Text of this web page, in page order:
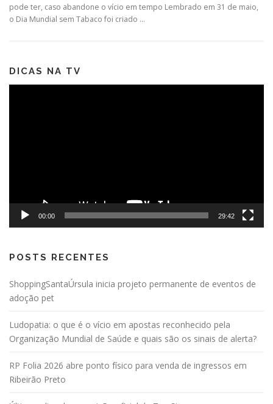
pode ter, caso abandone o vício em tempo Lembrado em 31 de maio,
o Dia Mundial sem Tabaco foi criado …
DICAS NA TV
00:00 29:42
POSTS RECENTES
ShoppingSantaÚrsula inicia projeto permanente de eventos de
adoção pet
Ludopatia: o que é o vício em apostas reconhecido pela
Organização Mundial de Saúde e quais são os sinais de alerta?
RP Folia 2026 abre ponto físico para venda de ingressos em
Ribeirão Preto